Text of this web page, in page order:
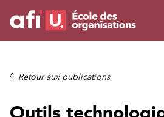
Formations
Sur mesure
Retour aux publications
Outils